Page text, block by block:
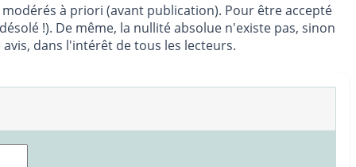
modérés à priori (avant publication). Pour être accepté
!). De même, la nullité absolue n'existe pas, sinon
dans l'intérêt de tous les lecteurs.